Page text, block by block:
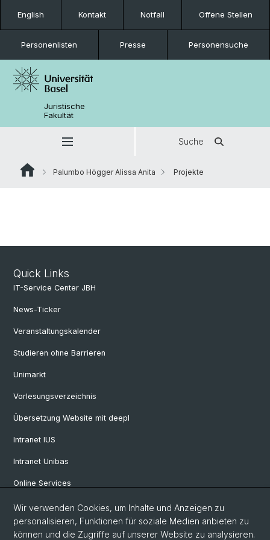
English Kontakt Notfall Offene Stellen
Personenlisten Presse Personensuche
Juristische
Fakultät
Suche
Palumbo Högger Alissa Anita Projekte
Quick Links
IT-Service Center JBH
News-Ticker
Veranstaltungskalender
Studieren ohne Barrieren
Unimarkt
Vorlesungsverzeichnis
Übersetzung Website mit deepl
Intranet IUS
Intranet Unibas
Online Services
Social Media
Wir verwenden Cookies, um Inhalte und Anzeigen zu
personalisieren, Funktionen für soziale Medien anbieten zu
können und die Zugriffe auf unserer Website zu analysieren.